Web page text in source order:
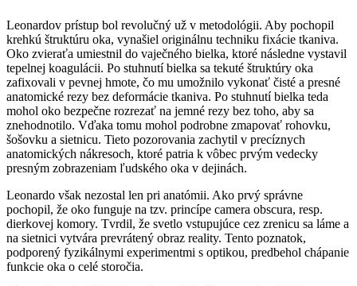
Leonardov prístup bol revolučný už v metodológii. Aby pochopil
krehkú štruktúru oka, vynašiel originálnu techniku fixácie tkaniva.
Oko zvieraťa umiestnil do vaječného bielka, ktoré následne vystavil
tepelnej koagulácii. Po stuhnutí bielka sa tekuté štruktúry oka
zafixovali v pevnej hmote, čo mu umožnilo vykonať čisté a presné
anatomické rezy bez deformácie tkaniva. Po stuhnutí bielka teda
mohol oko bezpečne rozrezať na jemné rezy bez toho, aby sa
znehodnotilo. Vďaka tomu mohol podrobne zmapovať rohovku,
šošovku a sietnicu. Tieto pozorovania zachytil v precíznych
anatomických nákresoch, ktoré patria k vôbec prvým vedecky
presným zobrazeniam ľudského oka v dejinách.
Leonardo však nezostal len pri anatómii. Ako prvý správne
pochopil, že oko funguje na tzv. princípe camera obscura, resp.
dierkovej komory. Tvrdil, že svetlo vstupujúce cez zrenicu sa láme a
na sietnici vytvára prevrátený obraz reality. Tento poznatok,
podporený fyzikálnymi experimentmi s optikou, predbehol chápanie
funkcie oka o celé storočia.